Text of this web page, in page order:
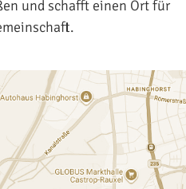
und schafft einen Ort für